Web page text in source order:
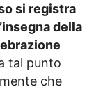
si registra
della
tal punto
che